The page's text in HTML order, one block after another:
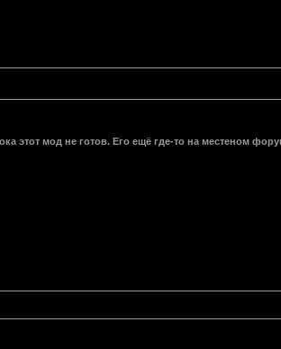
этот мод не готов. Его ещё где-то на местеном